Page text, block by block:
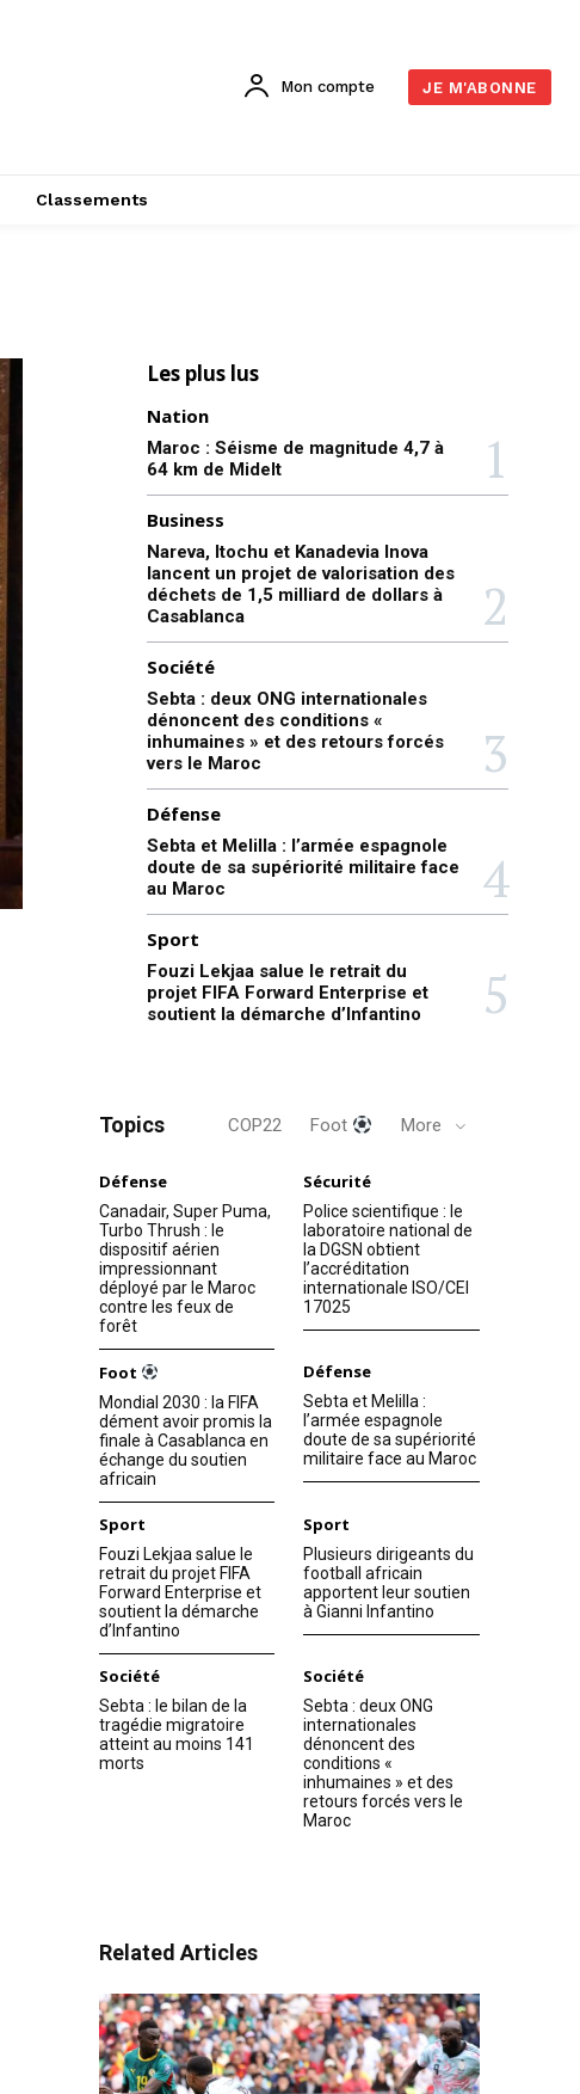
Mon compte JE M'ABONNE
Classements
Les plus lus
Nation
Maroc : Séisme de magnitude 4,7 à
64 km de Midelt
Business
Nareva, Itochu et Kanadevia Inova
lancent un projet de valorisation des
déchets de 1,5 milliard de dollars à
Casablanca
Société
Sebta : deux ONG internationales
dénoncent des conditions «
inhumaines » et des retours forcés
vers le Maroc
Défense
Sebta et Melilla : l’armée espagnole
doute de sa supériorité militaire face
au Maroc
Sport
Fouzi Lekjaa salue le retrait du
projet FIFA Forward Enterprise et
soutient la démarche d’Infantino
Topics COP22 Foot More
Défense
Canadair, Super Puma,
Turbo Thrush : le
dispositif aérien
impressionnant
déployé par le Maroc
contre les feux de
forêt
Sécurité
Police scientifique : le
laboratoire national de
la DGSN obtient
l’accréditation
internationale ISO/CEI
17025
Foot
Mondial 2030 : la FIFA
dément avoir promis la
finale à Casablanca en
échange du soutien
africain
Défense
Sebta et Melilla :
l’armée espagnole
doute de sa supériorité
militaire face au Maroc
Sport
Fouzi Lekjaa salue le
retrait du projet FIFA
Forward Enterprise et
soutient la démarche
d’Infantino
Sport
Plusieurs dirigeants du
football africain
apportent leur soutien
à Gianni Infantino
Société
Sebta : le bilan de la
tragédie migratoire
atteint au moins 141
morts
Société
Sebta : deux ONG
internationales
dénoncent des
conditions «
inhumaines » et des
retours forcés vers le
Maroc
Related Articles